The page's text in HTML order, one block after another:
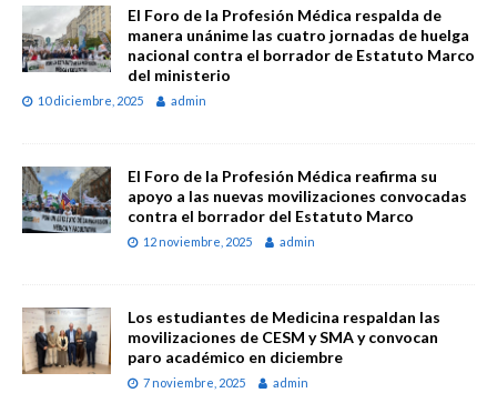
El Foro de la Profesión Médica respalda de
manera unánime las cuatro jornadas de huelga
nacional contra el borrador de Estatuto Marco
del ministerio
10 diciembre, 2025 admin
El Foro de la Profesión Médica reafirma su
apoyo a las nuevas movilizaciones convocadas
contra el borrador del Estatuto Marco
12 noviembre, 2025 admin
Los estudiantes de Medicina respaldan las
movilizaciones de CESM y SMA y convocan
paro académico en diciembre
7 noviembre, 2025 admin